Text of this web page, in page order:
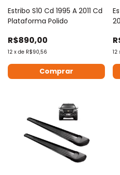
Estribo S10 Cd 1995 A 2011 Cd
Plataforma Polido
R$890,00
12 x de R$90,56 12